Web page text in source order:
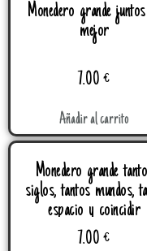
Monedero grande
mejor
7.00€
Añadir al carrito
Monedero grande
siglos, tantos mundos,
espacio y coincidir
7.00€